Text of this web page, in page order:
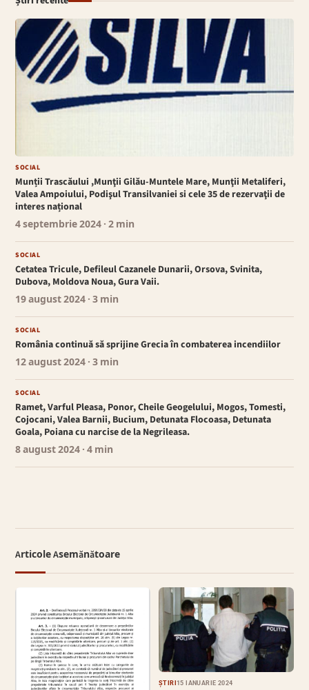
SOCIAL
Munții Trascăului ,Munţii Gilău-Muntele Mare, Munţii Metaliferi,
Valea Ampoiului, Podişul Transilvaniei si cele 35 de rezervaţii de
interes național
4 septembrie 2024 · 2 min
SOCIAL
Cetatea Tricule, Defileul Cazanele Dunarii, Orsova, Svinita,
Dubova, Moldova Noua, Gura Vaii.
19 august 2024 · 3 min
SOCIAL
România continuă să sprijine Grecia în combaterea incendiilor
12 august 2024 · 3 min
SOCIAL
Ramet, Varful Pleasa, Ponor, Cheile Geogelului, Mogos, Tomesti,
Cojocani, Valea Barnii, Bucium, Detunata Flocoasa, Detunata
Goala, Poiana cu narcise de la Negrileasa.
8 august 2024 · 4 min
Articole Asemănătoare
ȘTIRI15 IANUARIE 2024